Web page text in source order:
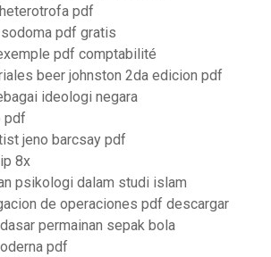
pdf
pdf gratis
pdf comptabilité
beer johnston 2da edicion pdf
ideologi negara
pdf
jeno barcsay pdf
8x
psikologi dalam studi islam
de operaciones pdf descargar
permainan sepak bola
pdf